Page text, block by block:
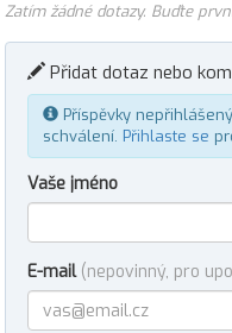
Zatím žádné dotazy. Buďte
Přidat dotaz nebo
Příspěvky
schválení. Přihlaste se
Vaše jméno
E-mail (nepovinný, pro